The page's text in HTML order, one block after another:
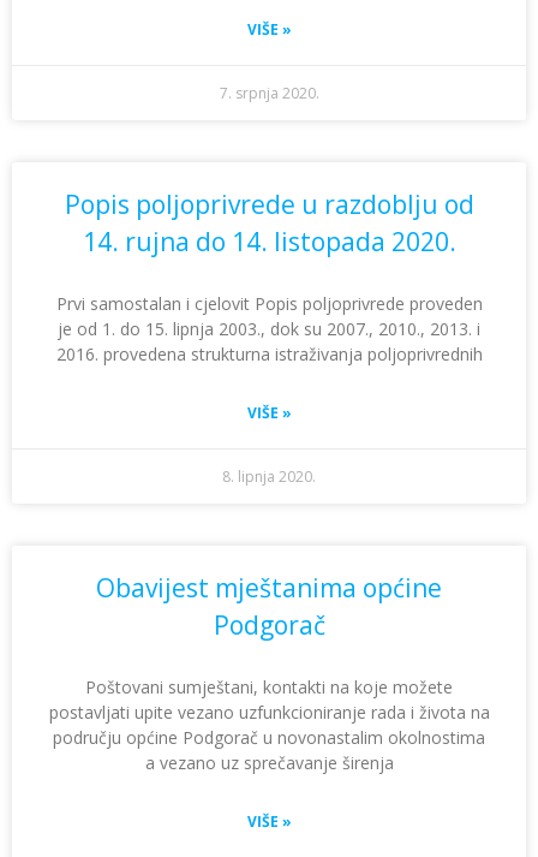
VIŠE »
7. srpnja 2020.
Popis poljoprivrede u razdoblju od
14. rujna do 14. listopada 2020.
Prvi samostalan i cjelovit Popis poljoprivrede proveden
je od 1. do 15. lipnja 2003., dok su 2007., 2010., 2013. i
2016. provedena strukturna istraživanja poljoprivrednih
VIŠE »
8. lipnja 2020.
Obavijest mještanima općine
Podgorač
Poštovani sumještani, kontakti na koje možete
postavljati upite vezano uzfunkcioniranje rada i života na
području općine Podgorač u novonastalim okolnostima
a vezano uz sprečavanje širenja
VIŠE »